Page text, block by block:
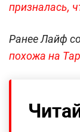
призналась,
Ранее Лайф
похожа на